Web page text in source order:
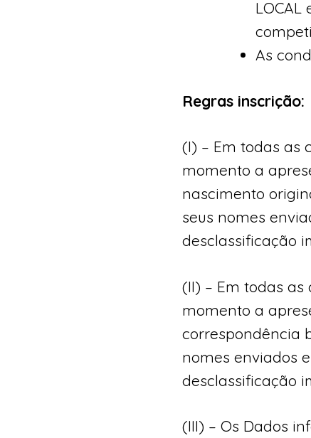
As
Regras inscrição:
(I) – Em todas as
momento a
nascimento
seus nomes
desclassificação
(II) – Em todas
momento a
correspondência
nomes enviados
desclassificação
(III) – Os Dados